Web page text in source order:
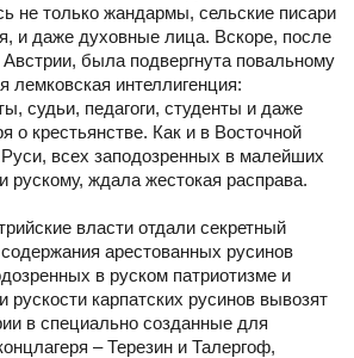
не только жандармы, сельские писари
и даже духовные лица. Вскоре, после
была подвергнута повальному
лемковская интеллигенция:
судьи, педагоги, студенты и даже
о крестьянстве. Как и в Восточной
всех заподозренных в малейших
рускому, ждала жестокая расправа.
власти отдали секретный
арестованных русинов
в руском патриотизме и
рускости карпатских русинов вывозят
в специально созданные для
– Терезин и Талергоф,